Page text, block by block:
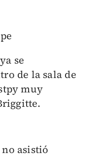
se
de la sala de
muy
asistió